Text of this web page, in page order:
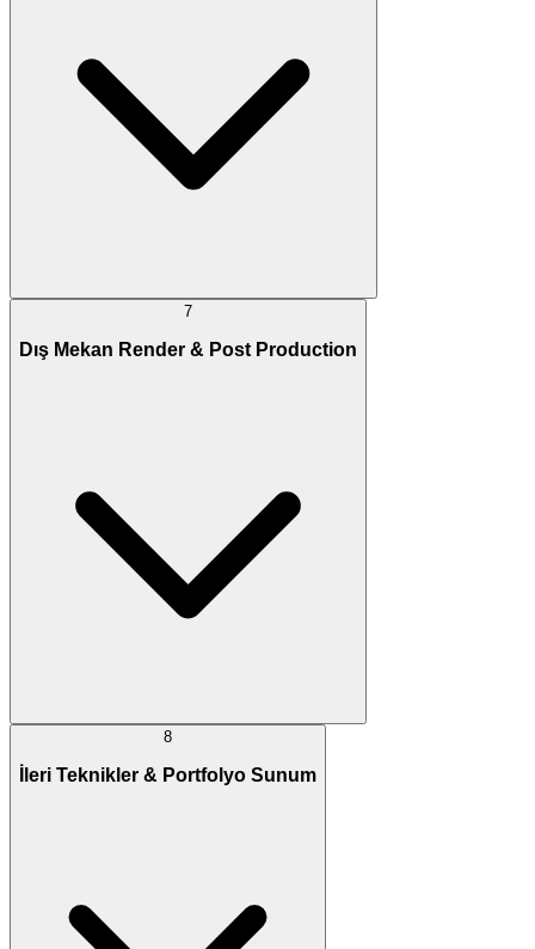
7
Dış Mekan Render & Post Production
8
İleri Teknikler & Portfolyo Sunum